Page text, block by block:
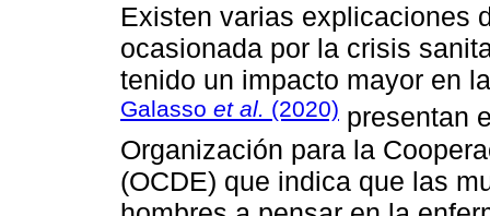
Existen varias explicaciones
ocasionada por la crisis
tenido un impacto mayor en
Galasso et al. (2020) presentan
Organización para la
(OCDE) que indica que las